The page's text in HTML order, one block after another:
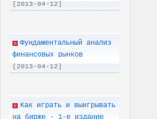
[2013-04-12]
Фундаментальный анализ
финансовых рынков
[2013-04-12]
Как играть и выигрывать
на бирже - 1-е издание